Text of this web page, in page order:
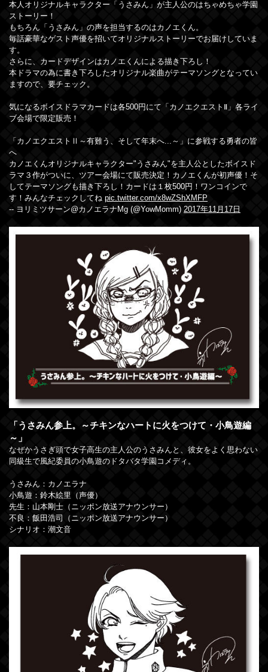
本人オリジナルキャラクター「うさみん」が主人公のはちゃめちゃ学園
ストーリー！
もちろん「うさみん」の声を担当するのはカノエくん。
毎話豪華なゲスト声優を招いてオリジナルストーリーでお届けしていま
す。
さらに、カードデザインはカノエくんによる描き下ろし！
本ドラマの為に書き下ろしたオリジナル楽曲がテーマソングとなってい
ますので、要チェック。
気になるボイスドラマカードは各500円にて「カノエクエストⅡ」各ライ
ブ会場で限定販売！
「カノエクエストⅡ～有難う、そして年末へ...～」に参戦する勇者の皆
へ
カノエくんオリジナルキャラクター"うさみん"を主人公としたボイスド
ラマ３作がついに、ツアー会場にて販売決定！カノエくんが初声優！そ
してテーマソングも描き下ろし！カードは１枚500円！ワンコインで
す！みんなチェックしてね pic.twitter.com/x8wZShXMFP
-- ヨリミツサーン@カノエラナMg (@YowMomm) 2017年11月17日
「うさみん参上。～チキンなハートに火をつけて・小鳥遊編
～」
なぜかうさぎ頭で女子高生の主人公のうさみんと、彼女をよく思わない
同級生で風紀委員の小鳥遊のドタバタ学園コメディ。
うさみん：カノエラナ
小鳥遊：鈴木絵里（声優）
先生：山本剛士（ニッポン放送アナウンサー）
不良：飯田浩司（ニッポン放送アナウンサー）
シナリオ：潮文音